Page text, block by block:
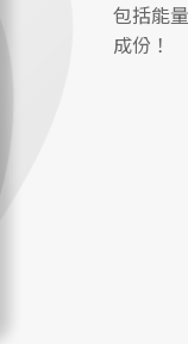
包括能
成份！